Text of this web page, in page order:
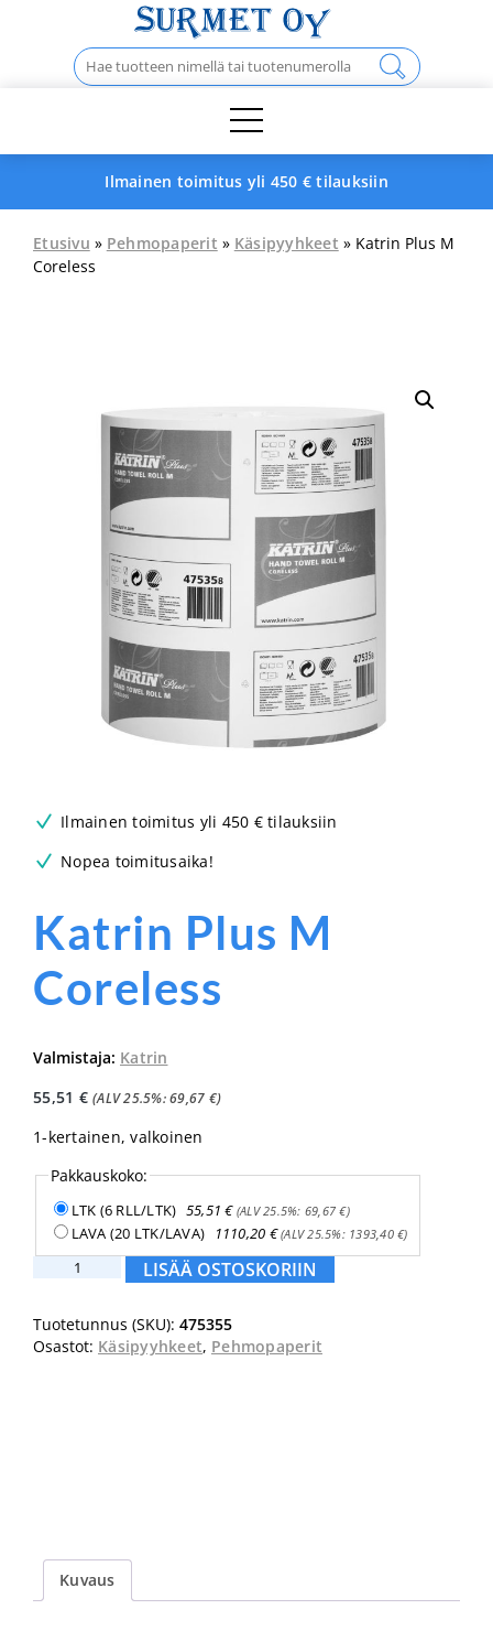
Haku:
Ilmainen toimitus yli 450 € tilauksiin
Etusivu » Pehmopaperit » Käsipyyhkeet » Katrin Plus M
Coreless
Ilmainen toimitus yli 450 € tilauksiin
Nopea toimitusaika!
Katrin Plus M
Coreless
Valmistaja: Katrin
55,51 € (ALV 25.5%:69,67 €)
1-kertainen, valkoinen
Pakkauskoko:
LTK (6 RLL/LTK) 55,51€(ALV 25.5%: 69,67€)
LAVA (20 LTK/LAVA) 1110,20 €(ALV 25.5%: 1393,40€)
Katrin
Coreless
määrä
LISÄÄ OSTOSKORIIN
Tuotetunnus (SKU): 475355
Osastot: Käsipyyhkeet, Pehmopaperit
Kuvaus